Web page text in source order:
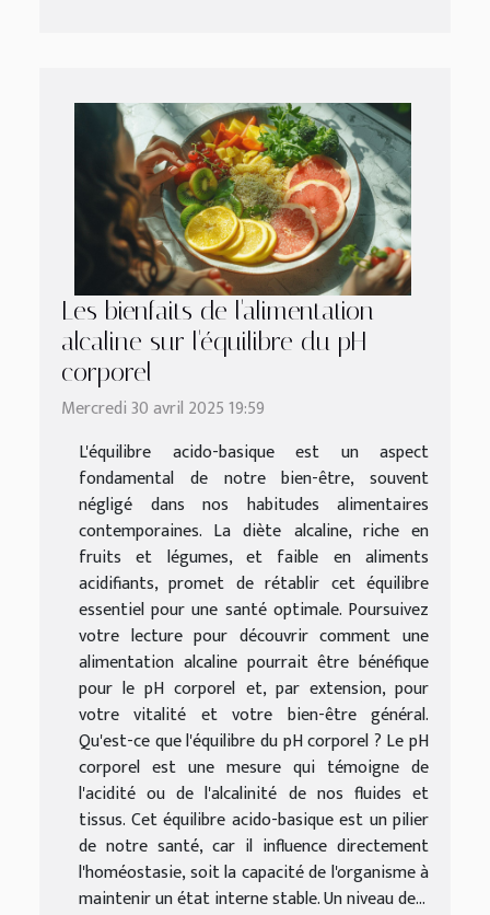
Les bienfaits de l'alimentation
alcaline sur l'équilibre du pH
corporel
Mercredi 30 avril 2025 19:59
L'équilibre acido-basique est un aspect
fondamental de notre bien-être, souvent
négligé dans nos habitudes alimentaires
contemporaines. La diète alcaline, riche en
fruits et légumes, et faible en aliments
acidifiants, promet de rétablir cet équilibre
essentiel pour une santé optimale. Poursuivez
votre lecture pour découvrir comment une
alimentation alcaline pourrait être bénéfique
pour le pH corporel et, par extension, pour
votre vitalité et votre bien-être général.
Qu'est-ce que l'équilibre du pH corporel ? Le pH
corporel est une mesure qui témoigne de
l'acidité ou de l'alcalinité de nos fluides et
tissus. Cet équilibre acido-basique est un pilier
de notre santé, car il influence directement
l'homéostasie, soit la capacité de l'organisme à
maintenir un état interne stable. Un niveau de...